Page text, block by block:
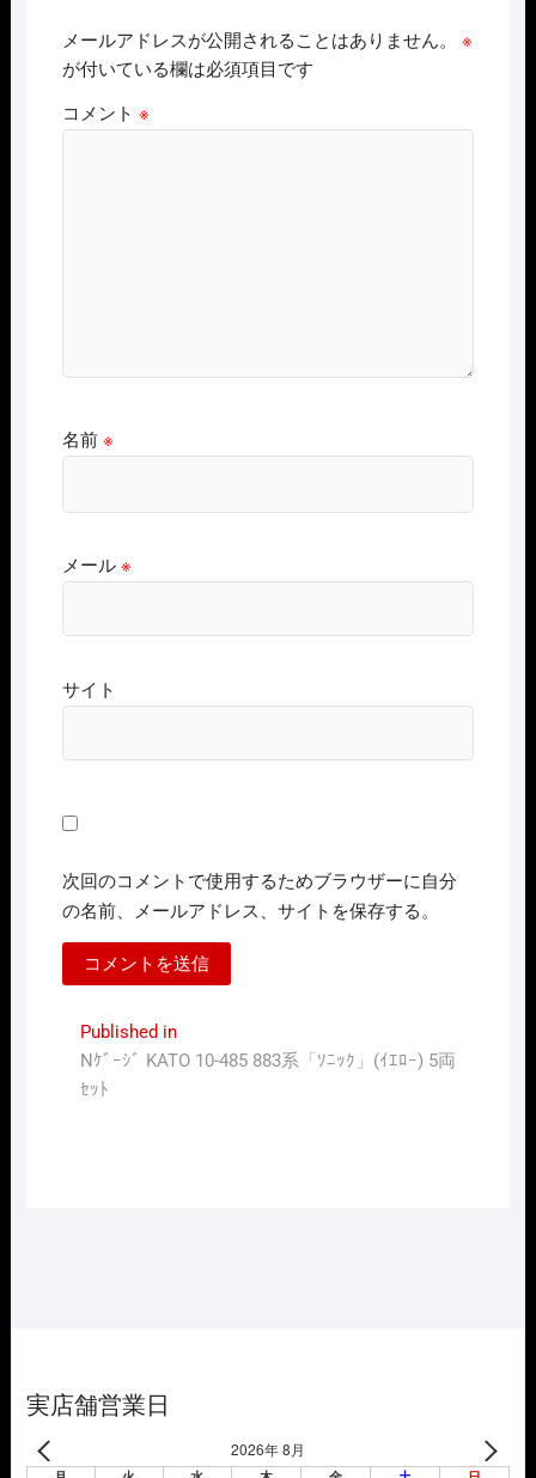
メールアドレスが公開されることはありません。
※
が付いている欄は必須項目です
コメント ※
名前 ※
メール ※
サイト
次回のコメントで使用するためブラウザーに自分
の名前、メールアドレス、サイトを保存する。
投
稿
Published in
Nｹﾞｰｼﾞ KATO 10-485 883系「ｿﾆｯｸ」(ｲｴﾛｰ) 5両
ｾｯﾄ
実店舗営業日
2026年 8月